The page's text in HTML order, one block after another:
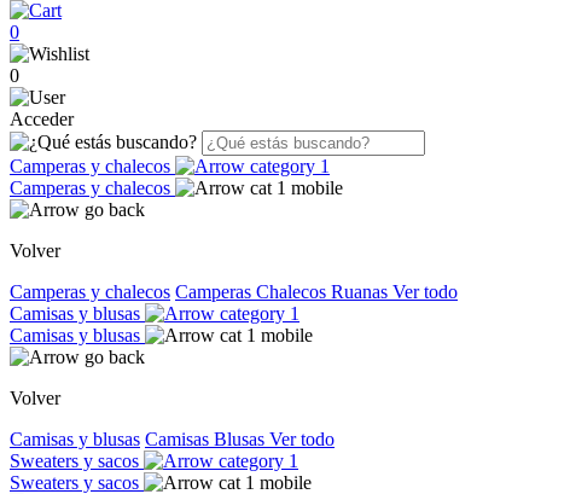
0
0
Acceder
Camperas y chalecos
Camperas y chalecos
Volver
Camperas y chalecos Camperas Chalecos Ruanas Ver todo
Camisas y blusas
Camisas y blusas
Volver
Camisas y blusas Camisas Blusas Ver todo
Sweaters y sacos
Sweaters y sacos